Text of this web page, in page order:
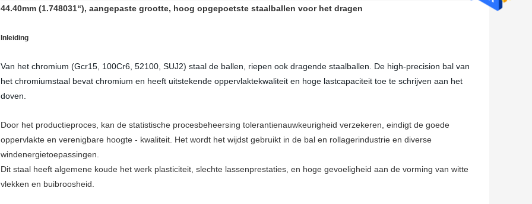
44.40mm (1.748031“), aangepaste grootte, hoog opgepoetste staalballen voor het dragen
Inleiding
Van het chromium (Gcr15, 100Cr6, 52100, SUJ2) staal de ballen, riepen ook dragende staalballen. De high-precision bal van
het chromiumstaal bevat chromium en heeft uitstekende oppervlaktekwaliteit en hoge lastcapaciteit toe te schrijven aan het
doven.
Door het productieproces, kan de statistische procesbeheersing tolerantienauwkeurigheid verzekeren, eindigt de goede
oppervlakte en verenigbare hoogte - kwaliteit. Het wordt het wijdst gebruikt in de bal en rollagerindustrie en diverse
windenergietoepassingen.
Dit staal heeft algemene koude het werk plasticiteit, slechte lassenprestaties, en hoge gevoeligheid aan de vorming van witte
vlekken en buibroosheid.